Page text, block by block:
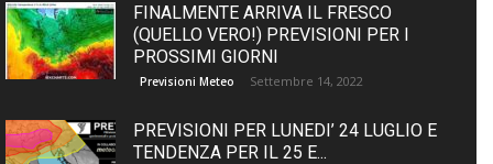
FINALMENTE ARRIVA IL FRESCO
(QUELLO VERO!) PREVISIONI PER I
PROSSIMI GIORNI
Previsioni Meteo Settembre 14, 2022
PREVISIONI PER LUNEDI’ 24 LUGLIO E
TENDENZA PER IL 25 E...